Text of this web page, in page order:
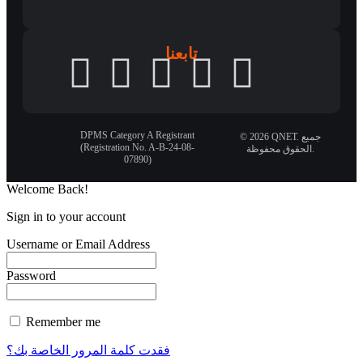
تابعنا
© 2026 QNET. جميع
الحقوق محفوظة.
DPMS Category A Registrant
(Registration No. A-B-24-08-
07890)
Welcome Back!
Sign in to your account
Username or Email Address
Password
Remember me
فقدت كلمة المرور الخاصة بك؟